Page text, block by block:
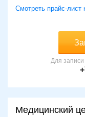
Смотреть прайс-лист
Для записи
Медицинский